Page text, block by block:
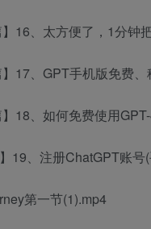
16、太方便了，1分钟
17、GPT手机版免费
18、如何免费使用
19、注册ChatGPT账号
第一节(1).mp4